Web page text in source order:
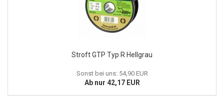
Stroft GTP Typ R Hellgrau
Sonst bei uns: 54,90 EUR
Ab nur 42,17 EUR